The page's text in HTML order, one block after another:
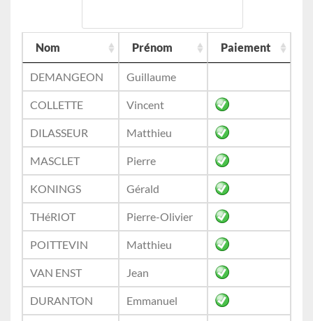
Nom Prénom Paiement
DEMANGEON Guillaume
COLLETTE Vincent
DILASSEUR Matthieu
MASCLET Pierre
KONINGS Gérald
THéRIOT Pierre-Olivier
POITTEVIN Matthieu
VAN ENST Jean
DURANTON Emmanuel